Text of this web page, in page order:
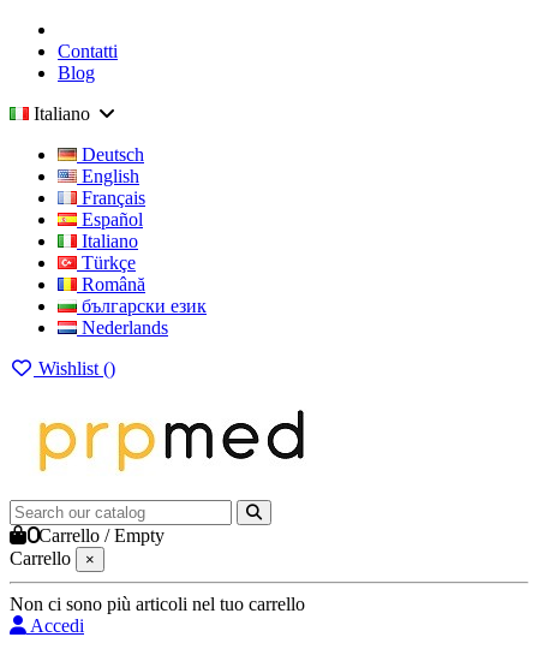
Contatti
Blog
Italiano
Deutsch
English
Français
Español
Italiano
Türkçe
Română
български език
Nederlands
Wishlist ()
0Carrello /Empty
Carrello
×
Non ci sono più articoli nel tuo carrello
Accedi